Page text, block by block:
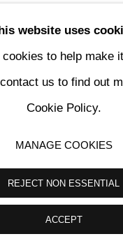
mentales, figures et
archaïque et
website uses
to help make
us to find out
Cookie Policy.
MANAGE COOKIES
REJECT NON ESSENTIAL
ACCEPT